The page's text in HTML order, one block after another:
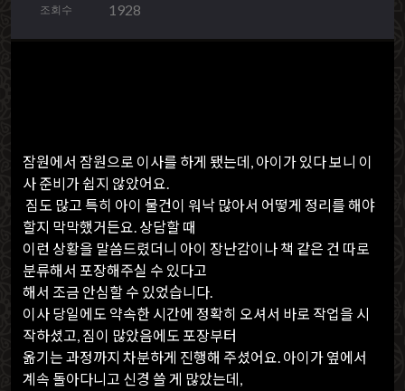
조회수 1928
잠원에서 잠원으로 이사를 하게 됐는데, 아이가 있다 보니 이
사 준비가 쉽지 않았어요.
짐도 많고 특히 아이 물건이 워낙 많아서 어떻게 정리를 해야
할지 막막했거든요. 상담할 때
이런 상황을 말씀드렸더니 아이 장난감이나 책 같은 건 따로
분류해서 포장해주실 수 있다고
해서 조금 안심할 수 있었습니다.
이사 당일에도 약속한 시간에 정확히 오셔서 바로 작업을 시
작하셨고, 짐이 많았음에도 포장부터
옮기는 과정까지 차분하게 진행해 주셨어요. 아이가 옆에서
계속 돌아다니고 신경 쓸 게 많았는데,